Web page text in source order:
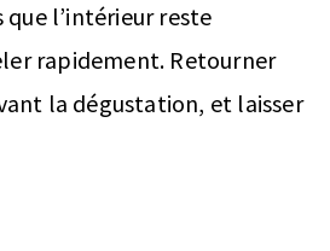
l’intérieur reste
rapidement. Retourner
la dégustation, et laisser